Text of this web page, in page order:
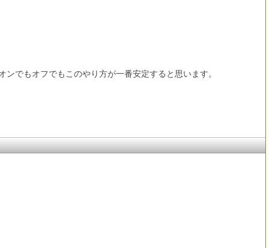
でもオフでもこのやり方が一番安定すると思います。